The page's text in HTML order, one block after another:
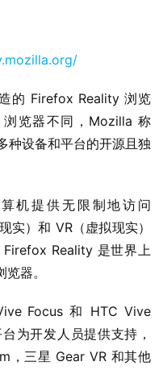
的 Firefox Reality 浏览
览器不同，Mozilla 称
种设备和平台的开源且独
机提供无限制地访问
）和 VR（虚拟现实）
Reality 是世界上
器。
Focus 和 HTC Vive
为开发人员提供支持，
，三星 Gear VR 和其他